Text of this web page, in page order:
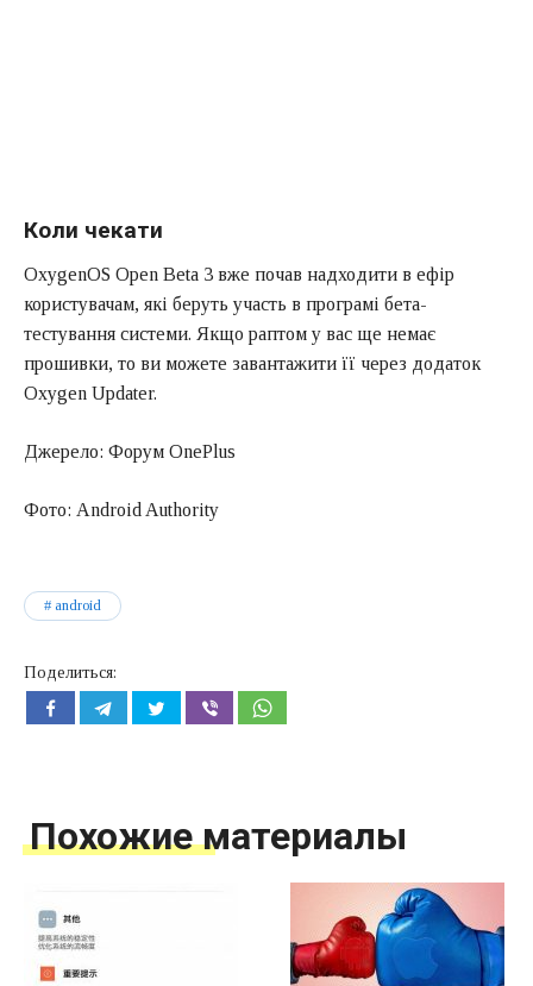
Коли чекати
OxygenOS Open Beta 3 вже почав надходити в ефір
користувачам, які беруть участь в програмі бета-
тестування системи. Якщо раптом у вас ще немає
прошивки, то ви можете завантажити її через додаток
Oxygen Updater.
Джерело: Форум OnePlus
Фото: Android Authority
android
Поделиться:
Похожие материалы